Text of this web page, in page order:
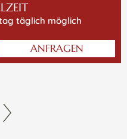
täglich möglich
ANFRAGEN